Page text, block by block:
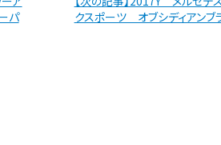
パ
クスポーツ オブシディアン